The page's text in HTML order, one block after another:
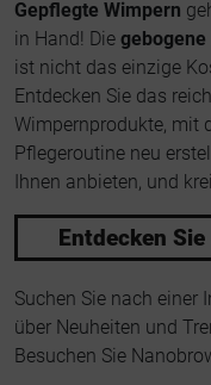
Gepflegte Wimpern
in Hand! Die
ist nicht das einzige
Entdecken Sie das
Wimpernprodukte, mit
Pflegeroutine neu
Ihnen anbieten, und
Entdecken
Suchen Sie nach einer
über Neuheiten und
Besuchen Sie